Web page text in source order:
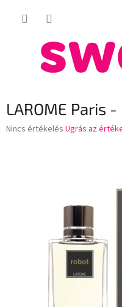
LAROME Paris
A
Nincs értékelés Ugrás az